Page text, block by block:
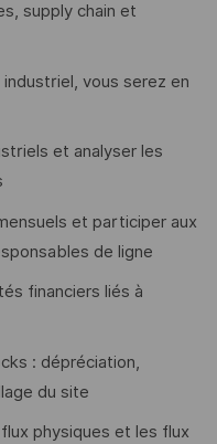
supply chain et
vous serez en
et analyser les
et participer aux
de ligne
financiers liés à
: dépréciation,
du site
physiques et les flux